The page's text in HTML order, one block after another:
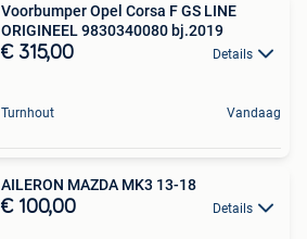
Voorbumper Opel Corsa F GS LINE
ORIGINEEL 9830340080 bj.2019
€ 315,00 Details
Turnhout Vandaag
AILERON MAZDA MK3 13-18
€ 100,00 Details